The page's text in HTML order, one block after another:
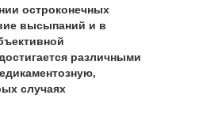
остроконечных
высыпаний и в
различными
случаях